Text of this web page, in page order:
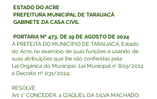
ESTADO DO ACRE
PREFEITURA MUNICIPAL DE TARAUACÁ
GABINETE DA CASA CIVIL
PORTARIA Nº 473, DE 19 DE AGOSTO DE 2024
A PREFEITA DO MUNICÍPIO DE TARAUACÁ, Estado
do Acre, no exercício de suas funções e usando de
suas atribuições que lhe são conferidas pela
Lei Orgânica do Município, Lei Municipal n° 809/2014
e Decreto nº 031/2024;
RESOLVE:
Art 1° CONCEDER, a IZAQUEL DA SILVA MACHADO,